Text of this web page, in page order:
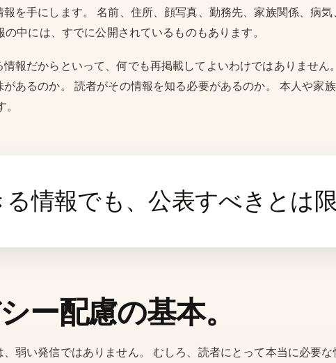
を手にします。 名前、住所、顔写真、勤務先、家族関係、病気
中には、すでに公開されているものもあります。
報だからといって、何でも再掲載してよいわけではありませ
あるのか。 読者がその情報を知る必要があるのか。 本人や家
情報でも、公表すべきとは限
ー配慮の基本。
弱い発信ではありません。 むしろ、読者にとって本当に必要